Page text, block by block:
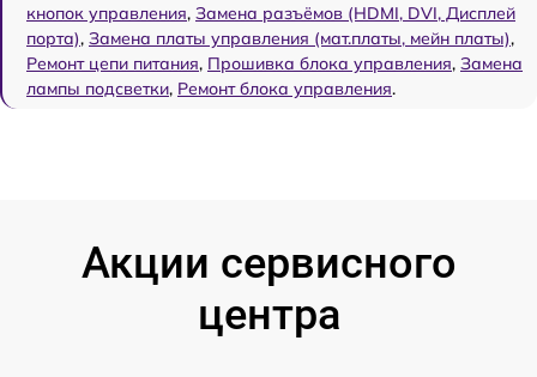
кнопок управления, Замена разъёмов (HDMI, DVI, Дисплей
порта), Замена платы управления (мат.платы, мейн платы),
Ремонт цепи питания, Прошивка блока управления, Замена
лампы подсветки, Ремонт блока управления.
Акции сервисного
центра